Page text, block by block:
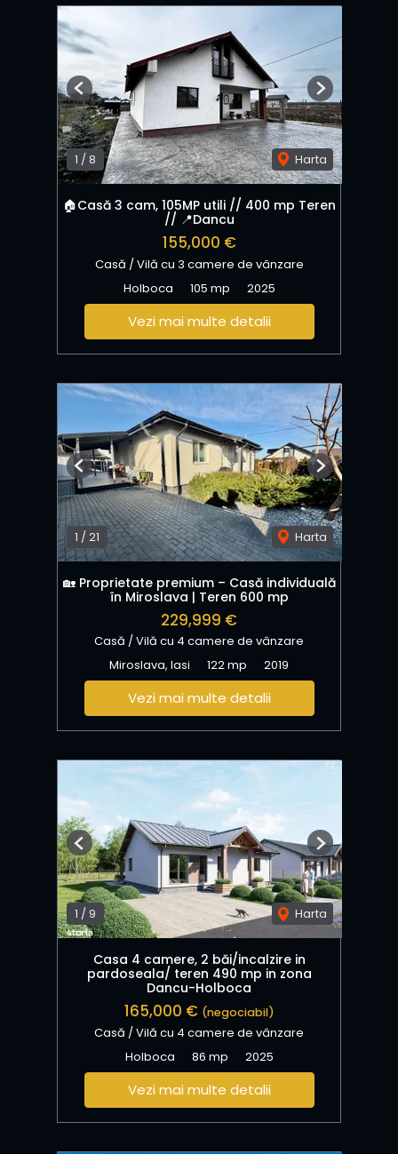
1 /8 Harta
Previous Next
🏠Casă 3 cam, 105MP utili // 400 mp Teren
// 📍Dancu
155,000 €
Casă / Vilă cu 3 camere de vânzare
Holboca
105 mp 2025
Vezi mai multe detalii
1 /21 Harta
Previous Next
🏡 Proprietate premium – Casă individuală
în Miroslava | Teren 600 mp
229,999 €
Casă / Vilă cu 4 camere de vânzare
Miroslava, Iasi
122 mp 2019
Vezi mai multe detalii
1 / 9 Harta
Previous Next
Casa 4 camere, 2 băi/incalzire in
pardoseala/ teren 490 mp in zona
Dancu-Holboca
165,000 € (negociabil)
Casă / Vilă cu 4 camere de vânzare
Holboca
86 mp 2025
Vezi mai multe detalii